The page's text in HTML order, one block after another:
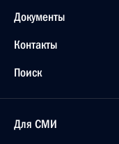
Документы
Контакты
Поиск
Для СМИ